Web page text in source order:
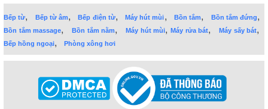
Bếp từ, Bếp từ âm,Bếp điện từ,Máy hút mùi, Bồn tắm, Bồn tắm đứng,
Bồn tắm massage,Bồn tắm nằm,Máy hút mùi,Máy rửa bát,Máy sấy bát,
Bếp hồng ngoại, Phòng xông hơi